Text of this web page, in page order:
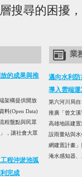
搜尋的困擾
的成果與推
構提供開放
料(Open Data)
程盤點與民眾
，讓社會大眾
程沖淤池弧
完成
業
邁向水利
導入雲端
第六河川局
推廣「曾文
高雄地區建
設雨量站與
網建置計畫
淹水感知器、